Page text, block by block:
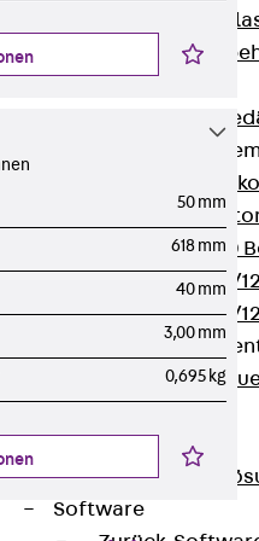
ISOPRO®
ISOPRO® 120
ISOPRO® 80/
ISOPRO® 80/
Zurück
Digitale Lösungen
Zurück Digitale
Software
50 mm
618 mm
40 mm
3,00 mm
0,695 kg